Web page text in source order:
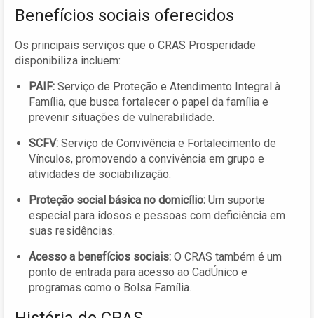
Benefícios sociais oferecidos
Os principais serviços que o CRAS Prosperidade
disponibiliza incluem:
PAIF: Serviço de Proteção e Atendimento Integral à
Família, que busca fortalecer o papel da família e
prevenir situações de vulnerabilidade.
SCFV: Serviço de Convivência e Fortalecimento de
Vínculos, promovendo a convivência em grupo e
atividades de sociabilização.
Proteção social básica no domicílio: Um suporte
especial para idosos e pessoas com deficiência em
suas residências.
Acesso a benefícios sociais: O CRAS também é um
ponto de entrada para acesso ao CadÚnico e
programas como o Bolsa Família.